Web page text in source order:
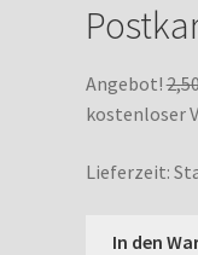
Angebot!
kostenloser
Lieferzeit:
In den